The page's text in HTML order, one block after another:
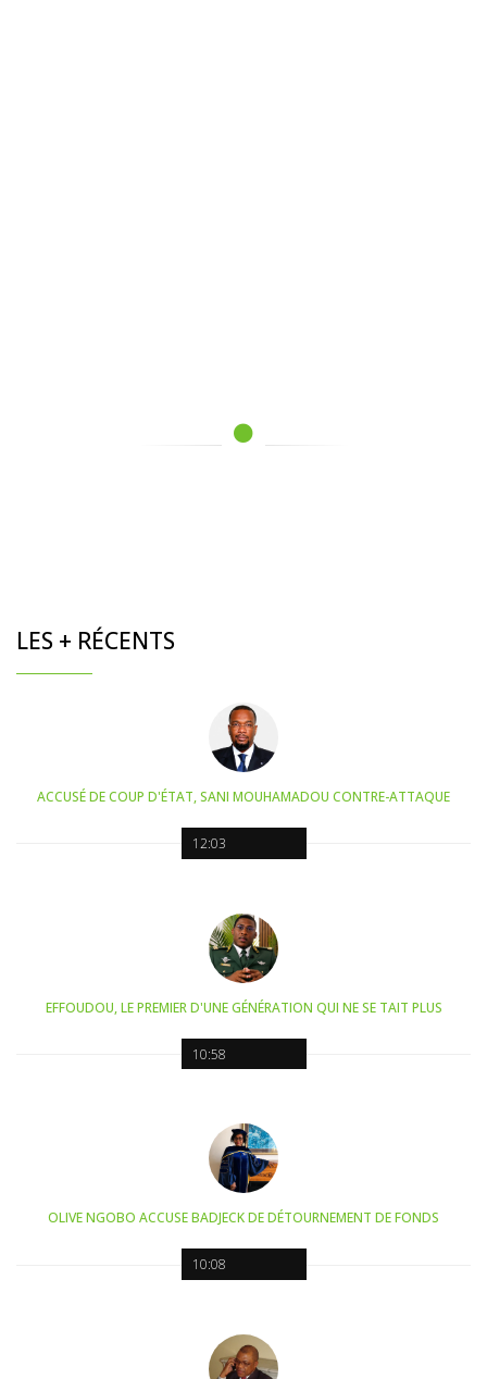
LES + RÉCENTS
12:03
ACCUSÉ DE COUP D'ÉTAT, SANI MOUHAMADOU CONTRE-ATTAQUE
10:58
EFFOUDOU, LE PREMIER D'UNE GÉNÉRATION QUI NE SE TAIT PLUS
10:08
OLIVE NGOBO ACCUSE BADJECK DE DÉTOURNEMENT DE FONDS